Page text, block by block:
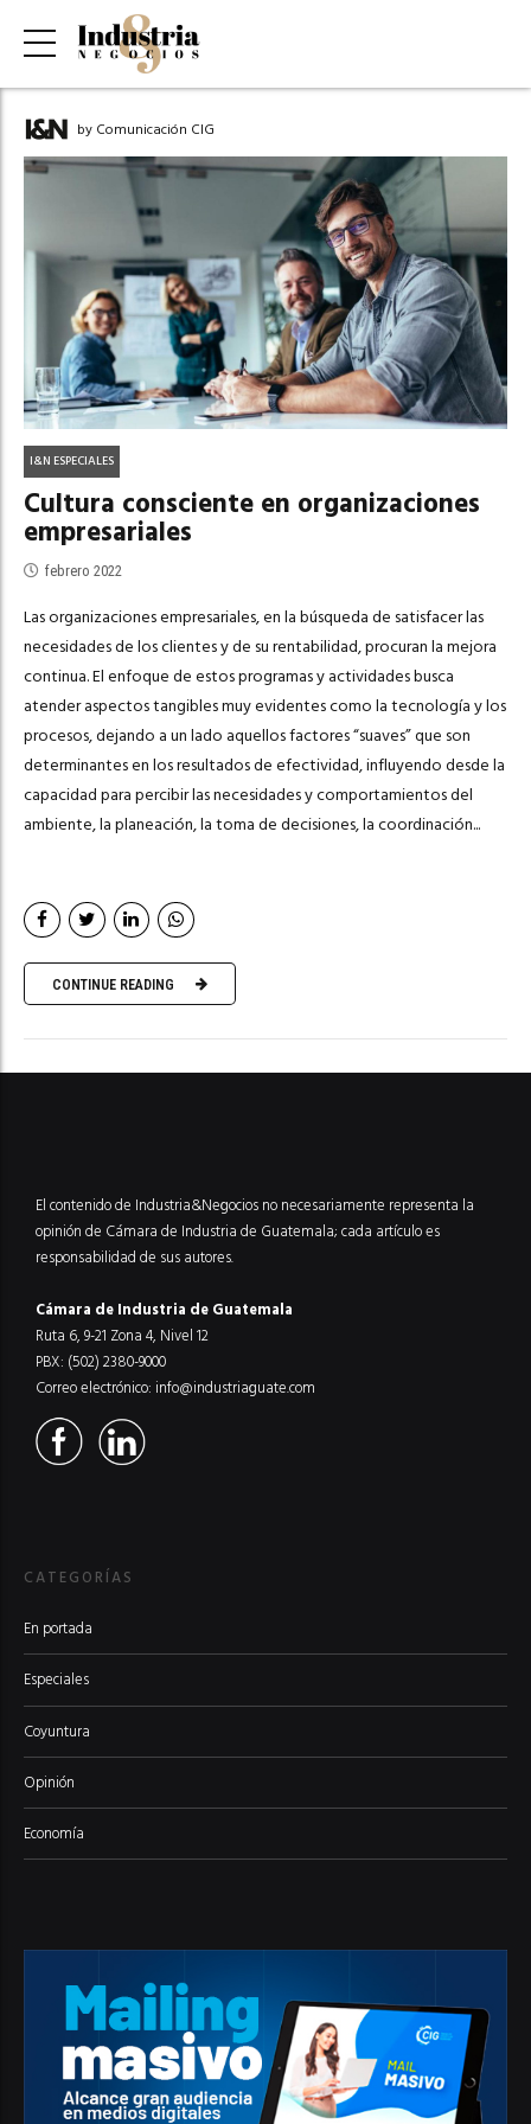
by Comunicación CIG
I&N ESPECIALES
Cultura consciente en organizaciones
empresariales
febrero 2022
Las organizaciones empresariales, en la búsqueda de satisfacer las
necesidades de los clientes y de su rentabilidad, procuran la mejora
continua. El enfoque de estos programas y actividades busca
atender aspectos tangibles muy evidentes como la tecnología y los
procesos, dejando a un lado aquellos factores “suaves” que son
determinantes en los resultados de efectividad, influyendo desde la
capacidad para percibir las necesidades y comportamientos del
ambiente, la planeación, la toma de decisiones, la coordinación...
CONTINUE READING
El contenido de Industria&Negocios no necesariamente representa la
opinión de Cámara de Industria de Guatemala; cada artículo es
responsabilidad de sus autores.
Cámara de Industria de Guatemala
Ruta 6, 9-21 Zona 4, Nivel 12
PBX: (502) 2380-9000
Correo electrónico: info@industriaguate.com
CATEGORÍAS
En portada
Especiales
Coyuntura
Opinión
Economía